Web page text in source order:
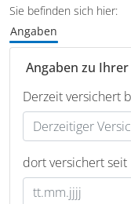
Sie befinden sich hier:
Angaben
Angaben zu
Derzeit versichert
dort versichert seit